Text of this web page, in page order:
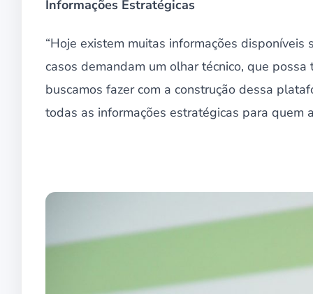
Informações Estratégicas
“Hoje existem muitas informações
casos demandam um olhar técnico, que
buscamos fazer com a construção dessa
todas as informações estratégicas para quem